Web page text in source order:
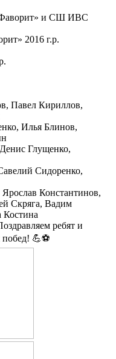
и СШ ИВС
2016 г.р.
Павел Кириллов,
Илья Блинов,
Глущенко,
Сидоренко,
Константинов,
Скряга, Вадим
Костина
ребят и
💪⚽